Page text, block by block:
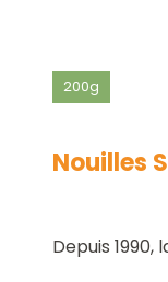
Nouilles
200g
Depuis 1990,